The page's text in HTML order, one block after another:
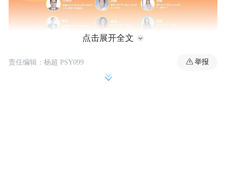
点击展开全文
责任编辑：杨超 PSY099 举报